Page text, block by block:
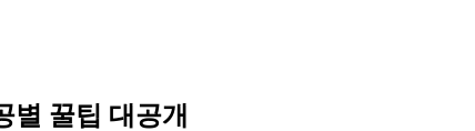
별 꿀팁 대공개